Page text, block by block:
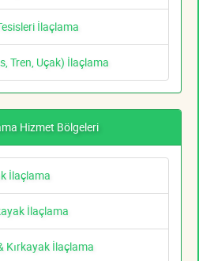
İlaçlama
Tren, Uçak) İlaçlama
Hizmet Bölgeleri
İlaçlama
İlaçlama
Kırkayak İlaçlama